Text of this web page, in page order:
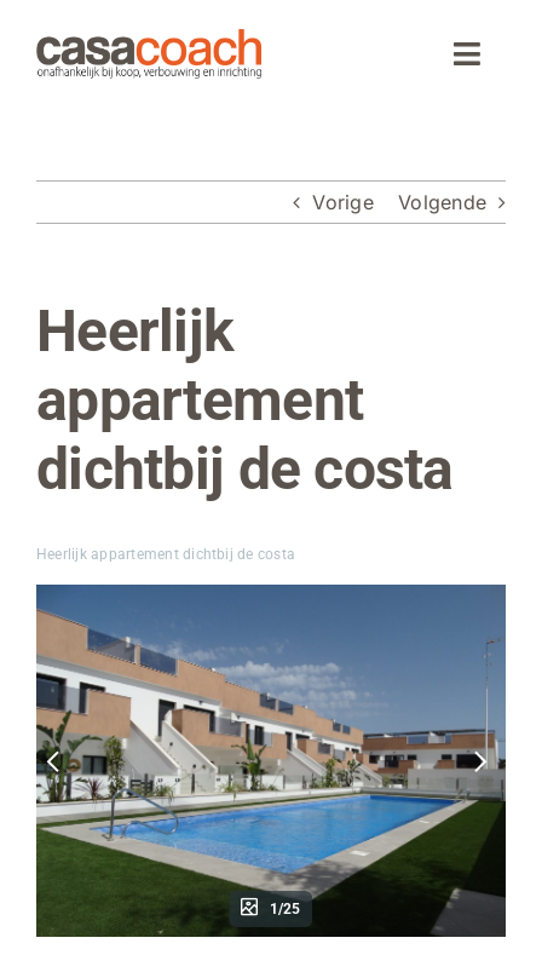
naar
inhoud
Toggle
Wonen in Spanje
Webinar
Over CasaCoach
Vorige Volgende
Bekijk
grotere
Heerlijk
appartement
dichtbij de costa
Heerlijk appartement dichtbij de costa
1/25